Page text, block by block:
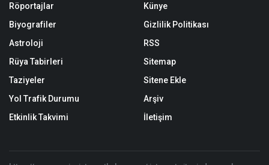
Röportajlar
Biyografiler
Astroloji
Rüya Tabirleri
Taziyeler
Yol Trafik Durumu
Etkinlik Takvimi
Künye
Gizlilik Politikası
RSS
Sitemap
Sitene Ekle
Arşiv
İletişim